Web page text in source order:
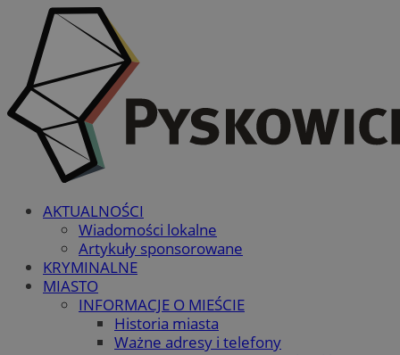
AKTUALNOŚCI
Wiadomości lokalne
Artykuły sponsorowane
KRYMINALNE
MIASTO
INFORMACJE O MIEŚCIE
Historia miasta
Ważne adresy i telefony